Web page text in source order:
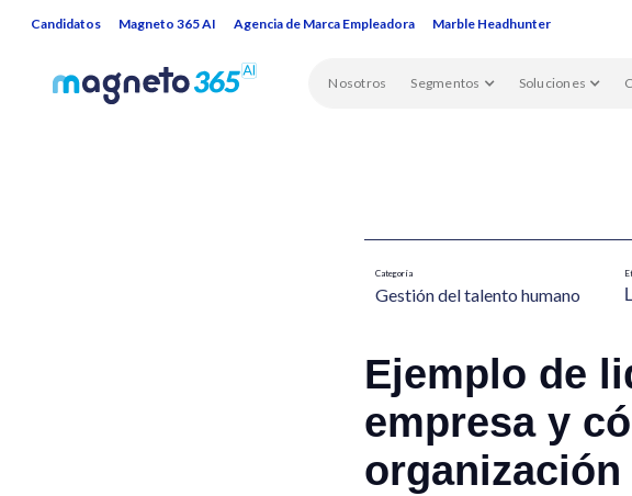
Candidatos Magneto 365 AI Agencia de Marca Empleadora Marble Headhunter
Nosotros Segmentos Soluciones
Categoría
Gestión del talento humano​
Ejemplo de
empresa y
organización